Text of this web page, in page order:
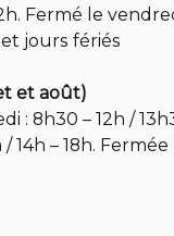
Fermé le
jours fériés
et août)
: 8h30 – 12h /
/ 14h – 18h.